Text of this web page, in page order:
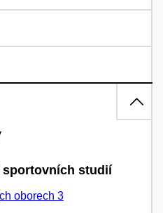
sportovních studií
oborech 3